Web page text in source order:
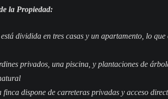
la Propiedad:
dividida en tres casas y un apartamento, lo
privados, una piscina, y plantaciones de
dispone de carreteras privadas y acceso